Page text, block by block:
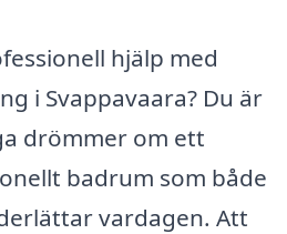
hjälp med
i Svappavaara? Du är
drömmer om ett
badrum som både
vardagen. Att